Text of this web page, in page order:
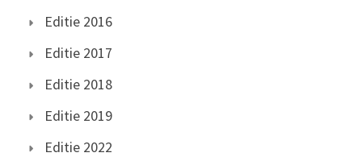
Editie 2016
Editie 2017
Editie 2018
Editie 2019
Editie 2022